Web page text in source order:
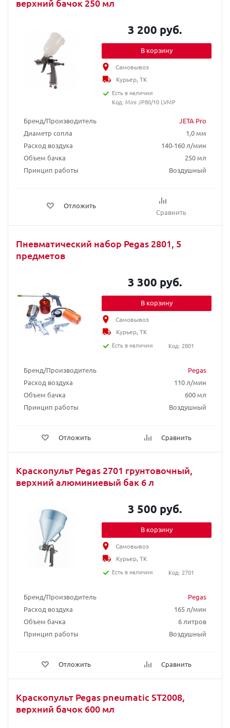
верхний бачок 250 мл
Бренд/Производитель
JETA Pro
Диаметр сопла
1,0 мм
Расход воздуха
140-160 л/мин
Объем бачка
250 мл
Принцип работы
Воздушный
Отложить
Сравнить
3 200 руб.
В корзину
Самовывоз
Курьер, ТК
Есть в наличии
Код: Mini JP80/10 LVMP
Пневматический набор Pegas 2801, 5
предметов
Бренд/Производитель
Pegas
Расход воздуха
110 л/мин
Объем бачка
600 мл
Принцип работы
Воздушный
Отложить Сравнить
3 300 руб.
В корзину
Самовывоз
Курьер, ТК
Есть в наличии
Код: 2801
Краскопульт Pegas 2701 грунтовочный,
верхний алюминиевый бак 6 л
Бренд/Производитель
Pegas
Расход воздуха
165 л/мин
Объем бачка
6 литров
Принцип работы
Воздушный
Отложить Сравнить
3 500 руб.
В корзину
Самовывоз
Курьер, ТК
Есть в наличии
Код: 2701
Краскопульт Pegas pneumatic ST2008,
верхний бачок 600 мл